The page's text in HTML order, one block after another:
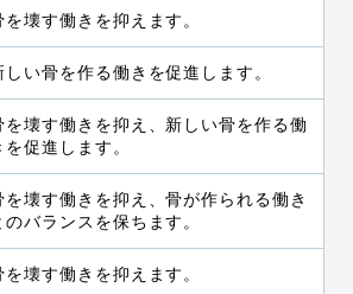
を壊す働きを抑えます。
しい骨を作る働きを促進します。
を壊す働きを抑え、新しい骨を作る働
を促進します。
を壊す働きを抑え、骨が作られる働き
のバランスを保ちます。
を壊す働きを抑えます。